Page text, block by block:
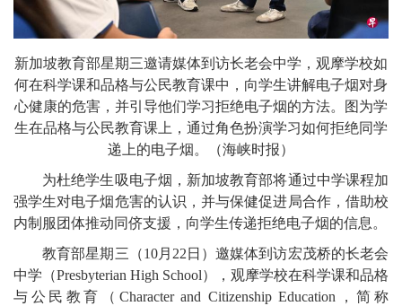
新加坡教育部星期三邀请媒体到访长老会中学，观摩学校如
何在科学课和品格与公民教育课中，向学生讲解电子烟对身
心健康的危害，并引导他们学习拒绝电子烟的方法。图为学
生在品格与公民教育课上，通过角色扮演学习如何拒绝同学
递上的电子烟。（海峡时报）
为杜绝学生吸电子烟 ，新加坡教育部将通过中学课程加
强学生对电子烟危害的认识，并与保健促进局合作，借助校
内制服团体推动同侪支援，向学生传递拒绝电子烟的信息。
教育部星期三（10月22日）邀媒体到访宏茂桥的长老会
中学（Presbyterian High School），观摩学校在科学课和品格
与公民教育（Character and Citizenship Education，简称